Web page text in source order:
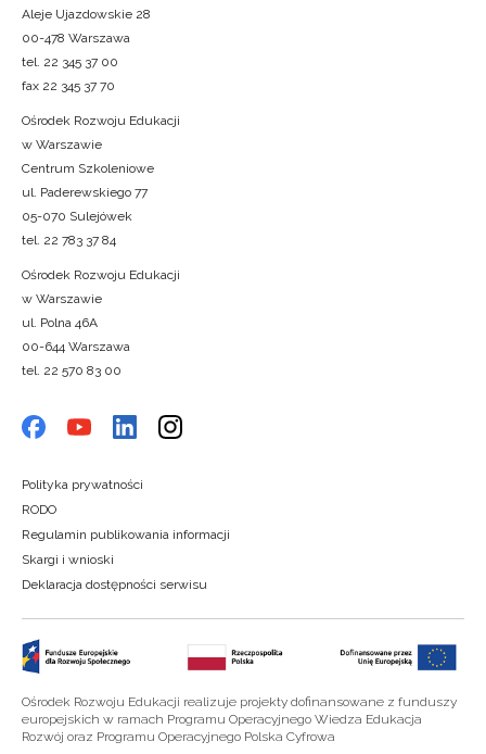
Aleje Ujazdowskie 28
00-478 Warszawa
tel. 22 345 37 00
fax 22 345 37 70
Ośrodek Rozwoju Edukacji
w Warszawie
Centrum Szkoleniowe
ul. Paderewskiego 77
05-070 Sulejówek
tel. 22 783 37 84
Ośrodek Rozwoju Edukacji
w Warszawie
ul. Polna 46A
00-644 Warszawa
tel. 22 570 83 00
Polityka prywatności
RODO
Regulamin publikowania informacji
Skargi i wnioski
Deklaracja dostępności serwisu
Ośrodek Rozwoju Edukacji realizuje projekty dofinansowane z funduszy
europejskich w ramach Programu Operacyjnego Wiedza Edukacja
Rozwój oraz Programu Operacyjnego Polska Cyfrowa